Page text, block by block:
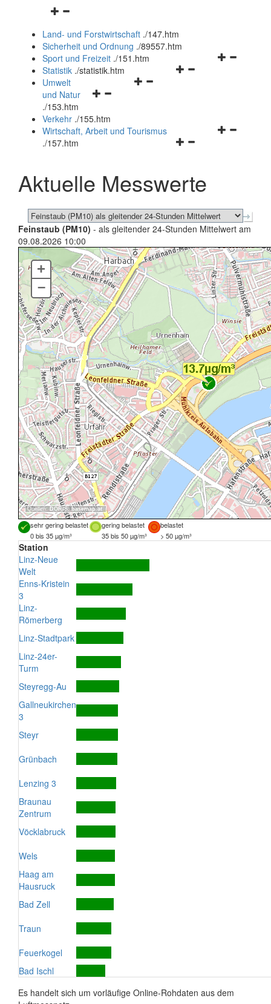
Navigationsmenü
und
schließen
Land- und Forstwirtschaft ./147.htm
Sicherheit und Ordnung ./89557.htm
Navigationsmenü
Sport und Freizeit ./151.htm
Navigationsmenü
Statistik ./statistik.htm
Navigationsmenü
und
schließen
Umwelt
und Natur
./153.htm
Verkehr ./155.htm
Navigationsmenü
schließen
Wirtschaft, Arbeit und Tourismus
./157.htm
Aktuelle Messwerte
Feinstaub (PM10) - als gleitender 24-Stunden Mittelwert am
09.08.2026 10:00
Quellen: DORIS,basemap.at
+
–
sehr gering belastet gering belastet
belastet
0 bis 35 µg/m³
35 bis 50 µg/m³ > 50 µg/m³
Station
Linz-Neue
Welt
Enns-Kristein
3
Linz-
Römerberg
Linz-Stadtpark
Linz-24er-
Turm
Steyregg-Au
Gallneukirchen
3
Steyr
Grünbach
Lenzing 3
Braunau
Zentrum
Vöcklabruck
Wels
Haag am
Hausruck
Bad Zell
Traun
Feuerkogel
Bad Ischl
Es handelt sich um vorläufige Online-Rohdaten aus dem